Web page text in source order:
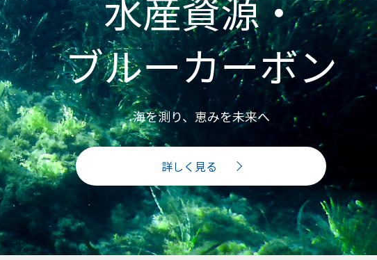
ブルーカーボン
海を測り、恵みを未来へ
詳しく見る